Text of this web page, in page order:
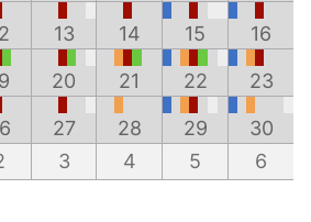
13 14 15 16
20 21 22 23
27 28 29
30
3 4 5 6